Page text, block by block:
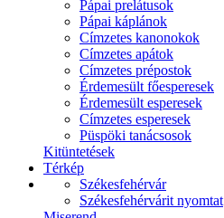
Pápai prelátusok
Pápai káplánok
Címzetes kanonokok
Címzetes apátok
Címzetes prépostok
Érdemesült főesperesek
Érdemesült esperesek
Címzetes esperesek
Püspöki tanácsosok
Kitüntetések
Térkép
Székesfehérvár
Székesfehérvárit nyomtat